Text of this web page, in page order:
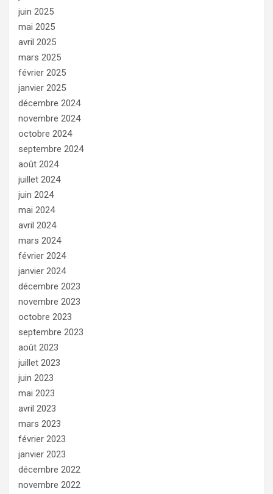
juin 2025
mai 2025
avril 2025
mars 2025
février 2025
janvier 2025
décembre 2024
novembre 2024
octobre 2024
septembre 2024
août 2024
juillet 2024
juin 2024
mai 2024
avril 2024
mars 2024
février 2024
janvier 2024
décembre 2023
novembre 2023
octobre 2023
septembre 2023
août 2023
juillet 2023
juin 2023
mai 2023
avril 2023
mars 2023
février 2023
janvier 2023
décembre 2022
novembre 2022